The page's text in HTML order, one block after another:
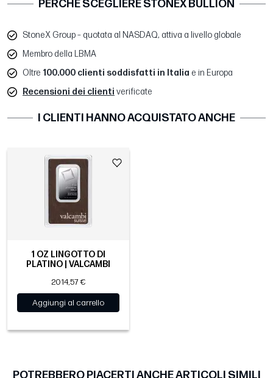
PERCHÉ SCEGLIERE STONEX BULLION
StoneX Group – quotata al NASDAQ, attiva a livello globale
Membro della LBMA
Oltre 100.000 clienti soddisfatti in Italia e in Europa
Recensioni dei clienti verificate
I CLIENTI HANNO ACQUISTATO ANCHE
1 OZ LINGOTTO DI
PLATINO | VALCAMBI
2014,57 €
Aggiungi al carrello